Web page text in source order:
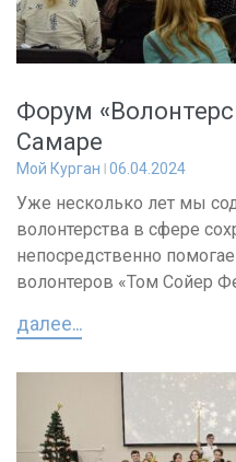
Форум
Самаре
Мой Курган 06.04.2024
Уже несколько лет мы
волонтерства в сфере
непосредственно
волонтеров «Том Сойер
далее...